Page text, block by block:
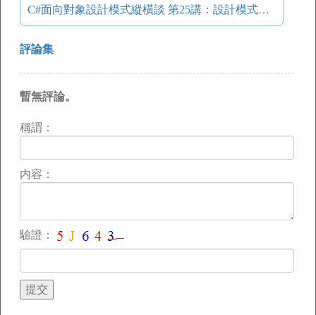
C#面向對象設計模式縱橫談 第25講：設計模式總結
評論集
暫無評論。
稱謂：
内容：
驗證：